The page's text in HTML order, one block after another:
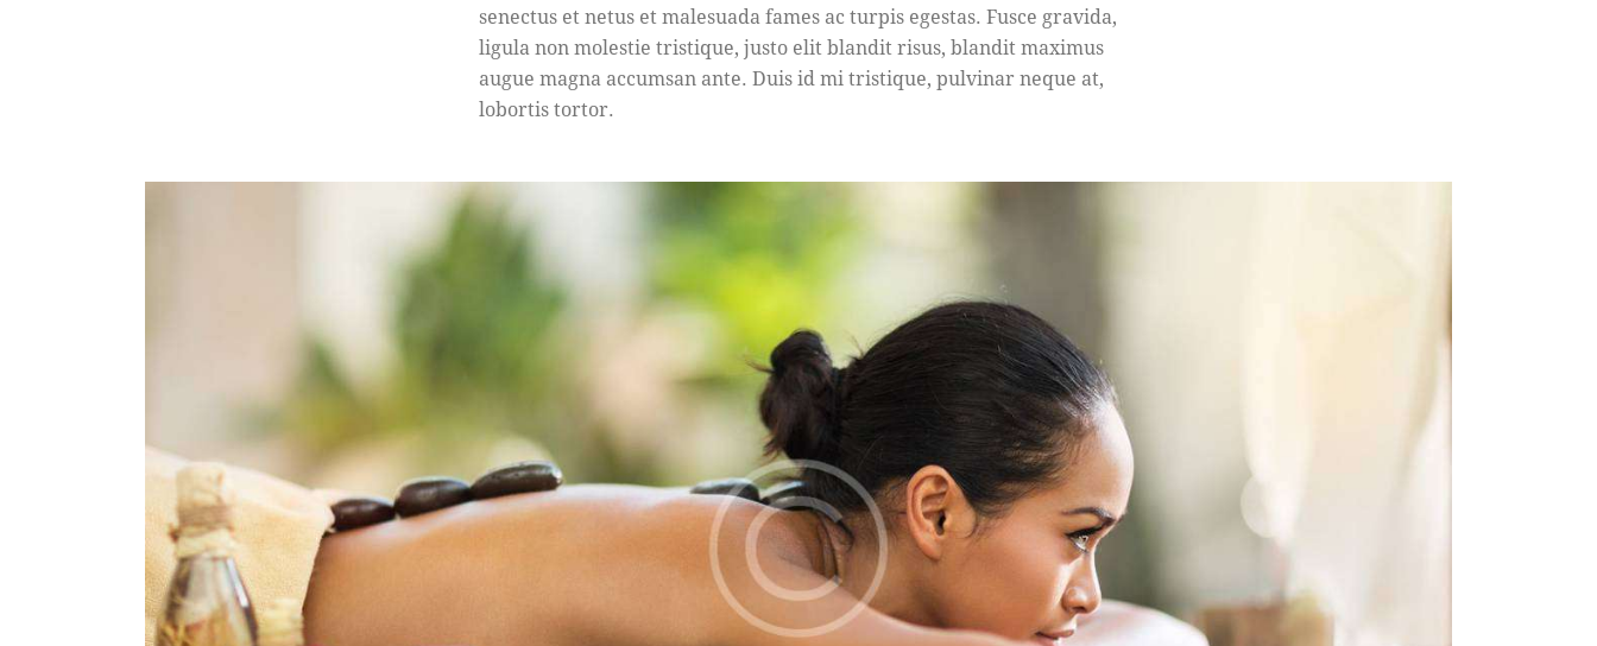
senectus et netus et malesuada fames ac turpis egestas. Fusce gravida,
ligula non molestie tristique, justo elit blandit risus, blandit maximus
augue magna accumsan ante. Duis id mi tristique, pulvinar neque at,
lobortis tortor.